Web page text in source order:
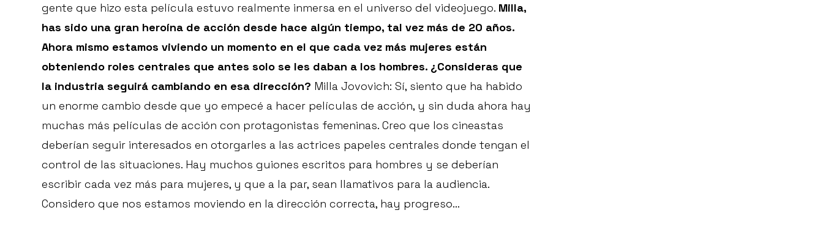
gente que hizo esta película estuvo realmente inmersa en el universo del videojuego. Milla,
has sido una gran heroína de acción desde hace algún tiempo, tal vez más de 20 años.
Ahora mismo estamos viviendo un momento en el que cada vez más mujeres están
obteniendo roles centrales que antes solo se les daban a los hombres. ¿Consideras que
la industria seguirá cambiando en esa dirección? Milla Jovovich: Sí, siento que ha habido
un enorme cambio desde que yo empecé a hacer películas de acción, y sin duda ahora hay
muchas más películas de acción con protagonistas femeninas. Creo que los cineastas
deberían seguir interesados en otorgarles a las actrices papeles centrales donde tengan el
control de las situaciones. Hay muchos guiones escritos para hombres y se deberían
escribir cada vez más para mujeres, y que a la par, sean llamativos para la audiencia.
Considero que nos estamos moviendo en la dirección correcta, hay progreso…